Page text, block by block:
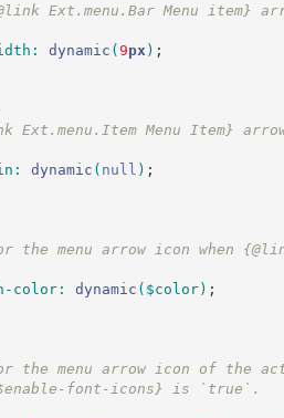
Ext.menu.Bar Menu item}
: dynamic (9px ) ;
Ext.menu.Item Menu Item}
: dynamic ( null ) ;
the menu arrow icon when
color: dynamic ( $color) ;
the menu arrow icon of the
font-icons} is `true`.